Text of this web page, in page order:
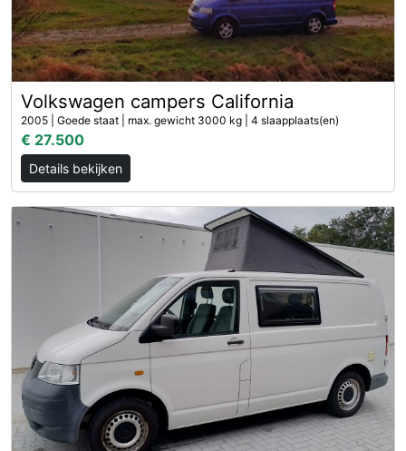
Volkswagen campers California
2005 | Goede staat | max. gewicht 3000 kg | 4 slaapplaats(en)
€ 27.500
Details bekijken